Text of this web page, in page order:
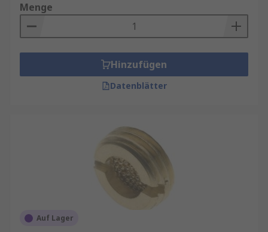
Menge
Hinzufügen
Datenblätter
Auf Lager